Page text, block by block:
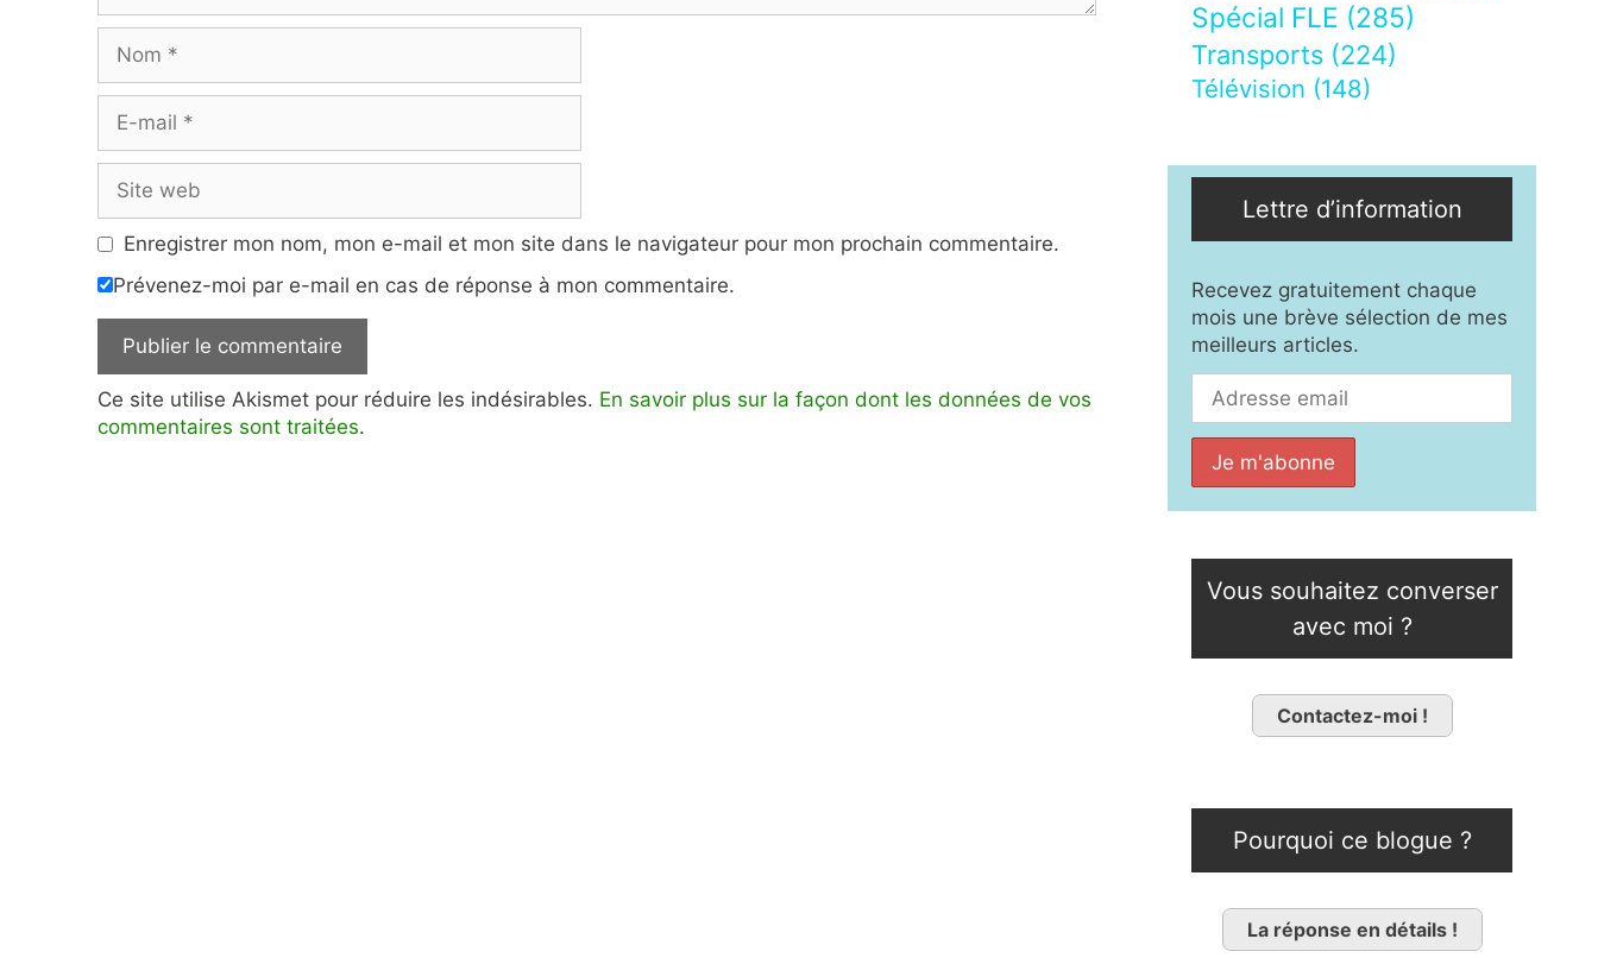
mail
web
Enregistrer mon nom, mon e-mail et mon site dans le navigateur pour mon prochain commentaire.
Prévenez-moi par e-mail en cas de réponse à mon commentaire.
Ce site utilise Akismet pour réduire les indésirables. En savoir plus sur la façon dont les données de vos
commentaires sont traitées.
Spécial FLE (285)
Transports (224)
Télévision (148)
Lettre d’information
Recevez gratuitement chaque
mois une brève sélection de mes
meilleurs articles.
Vous souhaitez converser
avec moi ?
Contactez-moi !
Pourquoi ce blogue ?
La réponse en détails !